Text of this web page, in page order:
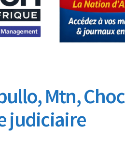
Mtn,
judiciaire